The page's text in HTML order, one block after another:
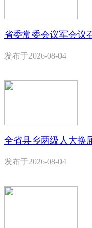
省委常委会议军会议
发布于2026-08-04
全省县乡两级人大换
发布于2026-08-04